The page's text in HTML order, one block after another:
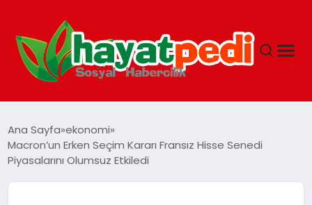
YAŞAM
Ana Sayfa ekonomi
Macron’un Erken Seçim Kararı Fransız Hisse Senedi
Piyasalarını Olumsuz Etkiledi